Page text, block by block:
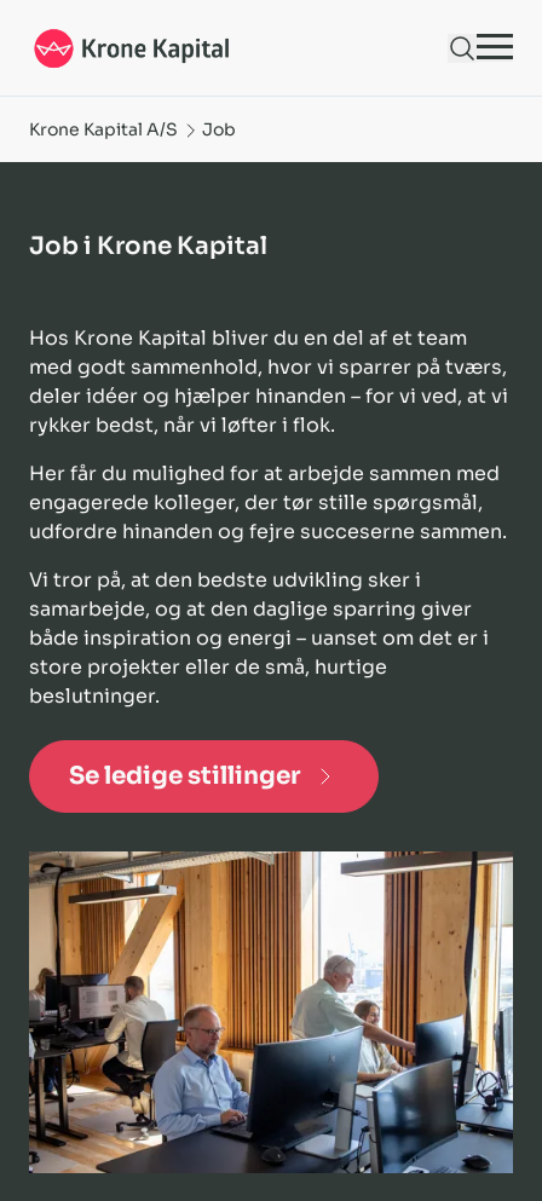
Krone Kapital A/S Job
Job i Krone Kapital
Hos Krone Kapital bliver du en del af et team
med godt sammenhold, hvor vi sparrer på tværs,
deler idéer og hjælper hinanden – for vi ved, at vi
rykker bedst, når vi løfter i flok.
Her får du mulighed for at arbejde sammen med
engagerede kolleger, der tør stille spørgsmål,
udfordre hinanden og fejre succeserne sammen.
Vi tror på, at den bedste udvikling sker i
samarbejde, og at den daglige sparring giver
både inspiration og energi – uanset om det er i
store projekter eller de små, hurtige
beslutninger.
Se ledige stillinger